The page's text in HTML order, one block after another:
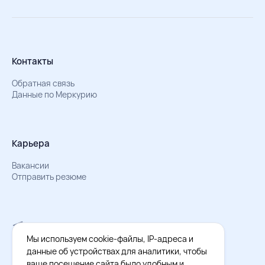
Контакты
Обратная связь
Данные по Меркурию
Карьера
Вакансии
Отправить резюме
Мы в Телеграм
Документы об обработке персональных данных
Охрана труда – результаты СОУТ
Мы используем cookie-файлы, IP-адреса и
данные об устройствах для аналитики, чтобы